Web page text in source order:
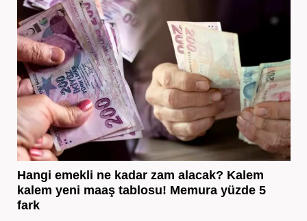
Hangi emekli ne kadar zam alacak? Kalem
kalem yeni maaş tablosu! Memura yüzde 5
fark